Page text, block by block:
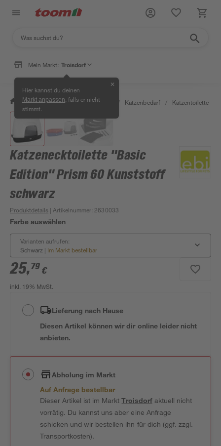
Mein Markt: Troisdorf
Hier kannst du deinen
Markt anpassen , falls er nicht
stimmt.
✕
/ Garten & Freizeit / Tierbedarf / Katzenbedarf / Katzentoilette
Katzenecktoilette "Basic
Edition" Prism 60 Kunststoff
schwarz
Produktdetails | Artikelnummer: 2630033
Farbe auswählen
Varianten aufrufen:
Schwarz | Im Markt bestellbar
25,79 €
inkl. 19% MwSt.
Lieferung nach Hause
Diesen Artikel können wir dir online leider nicht
anbieten.
Abholung im Markt
Auf Anfrage bestellbar
Dieser Artikel ist im MarktTroisdorfaktuell nicht
vorrätig. Du kannst uns aber eine Anfrage
schicken und wir bestellen ihn für dich (ggf. zzgl.
Transportkosten).